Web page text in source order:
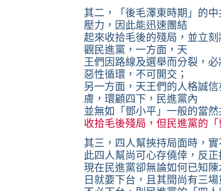
其二，「後毛澤東時期」的
壓力，因此能迅速團結
起來收拾毛後的殘局，並立
觀民進黨，一方面，天
王們因路線及選舉而分裂，
惡性循環，不可開交；
另一方面，天王們的人格誠
膚，環顧四下，民進黨內
並無如「鄧小平」一般的當
收拾毛後殘局，但民進黨的
其三，四人幫挾持局面時，
此四人幫尚可心存僥倖，反
現在民進黨卻無論如何已知
日就要下台，且其間尚有三